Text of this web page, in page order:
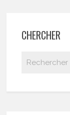
CHERCHER